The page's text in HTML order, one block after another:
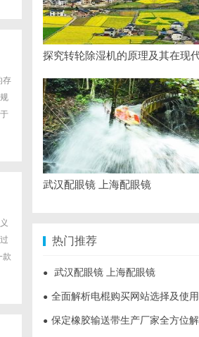
存
款
武汉配眼镜 上海配眼镜
热门推荐
● 武汉配眼镜 上海配眼镜
● 全面解析电棍购买网站选择及使用指南，保障
● 保定橡胶输送带生产厂家全方位解析与